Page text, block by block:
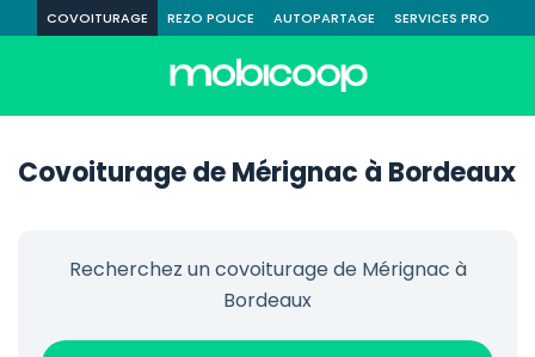
COVOITURAGE REZO POUCE AUTOPARTAGE SERVICES PRO
Covoiturage de Mérignac à Bordeaux
Recherchez un covoiturage de Mérignac à
Bordeaux